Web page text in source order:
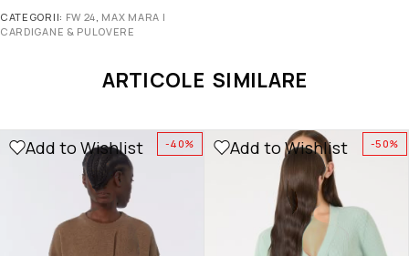
CATEGORII: FW 24 MAX MARA |
CARDIGANE & PULOVERE
ARTICOLE SIMILARE
-40%
Add to Wishlist -50%
Add to Wishlist